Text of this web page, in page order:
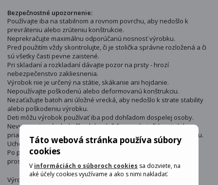
Táto webová stránka používa súbory
cookies
V informáciách o súboroch cookies sa dozviete, na
aké účely cookies využívame a ako s nimi nakladať.
Bezpečnostné upozornenie:
Používajte iba na stabilnom a rovnom povrchu, aby nedošlo k
prevráteniu alebo zrúteniu konštrukcie.
Neprekračujte maximálnu odporúčanú nosnosť výrobku.
Pred použitím vždy skontrolujte, či je stolička správne rozložená a či
sú všetky časti pevne zaistené.
Pri skladaní a rozkladaní dávajte pozor na prsty - hrozí
nebezpečenstvo zakliesnenia.
Výrobok nie je určený na státie, skákanie ani hojdanie.
Nepoužívajte poškodenú alebo deformovanú konštrukciu.
Nezaťažujte batoh ani úložné vrecká, aby nedošlo k strate stability
alebo poškodeniu výrobku.
Deti môžu výrobok používať iba pod dohľadom dospelej osoby.
Nevystavujte výrobok dlhodobo dažďu, vysokej vlhkosti alebo
priamemu slnečnému žiareniu, aby nedošlo k oslabeniu materiálu.
Uchovávajte mimo otvoreného ohňa a zdrojov vysokého tepla.
Po použití sa odporúča výrobok očistiť a skladovať v suchom
prostredí.
Výrobca : Verk